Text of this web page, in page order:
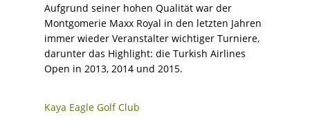
Aufgrund seiner hohen Qualität war der
Montgomerie Maxx Royal in den letzten Jahren
immer wieder Veranstalter wichtiger Turniere,
darunter das Highlight: die Turkish Airlines
Open in 2013, 2014 und 2015.
Kaya Eagle Golf Club